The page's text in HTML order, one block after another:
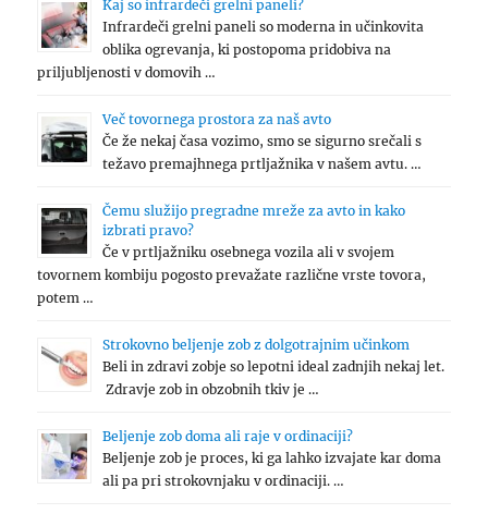
Kaj so infrardeči grelni paneli?
Infrardeči grelni paneli so moderna in učinkovita
oblika ogrevanja, ki postopoma pridobiva na
priljubljenosti v domovih …
Več tovornega prostora za naš avto
Če že nekaj časa vozimo, smo se sigurno srečali s
težavo premajhnega prtljažnika v našem avtu. …
Čemu služijo pregradne mreže za avto in kako
izbrati pravo?
Če v prtljažniku osebnega vozila ali v svojem
tovornem kombiju pogosto prevažate različne vrste tovora,
potem …
Strokovno beljenje zob z dolgotrajnim učinkom
Beli in zdravi zobje so lepotni ideal zadnjih nekaj let.
Zdravje zob in obzobnih tkiv je …
Beljenje zob doma ali raje v ordinaciji?
Beljenje zob je proces, ki ga lahko izvajate kar doma
ali pa pri strokovnjaku v ordinaciji. …